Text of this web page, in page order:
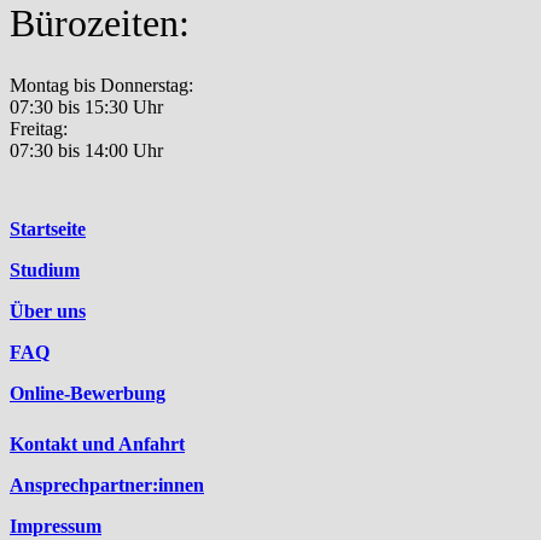
Bürozeiten:
Montag bis Donnerstag:
07:30 bis 15:30 Uhr
Freitag:
07:30 bis 14:00 Uhr
Startseite
Studium
Über uns
FAQ
Online-Bewerbung
Kontakt und Anfahrt
Ansprechpartner:innen
Impressum